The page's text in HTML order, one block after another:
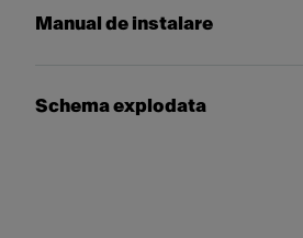
Manual de instalare
Schema explodata